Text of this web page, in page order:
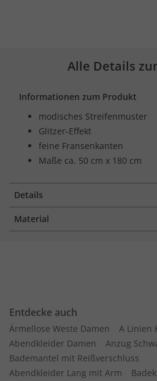
Alle Details
Informationen zum Produkt
modisches Streifenmuster
Glitzer-Effekt
feine Fransenkanten
Maße ca. 50 cm x 180 cm
Details
Material
Entdecke auch
Ärmellose Weste Damen
A Linien
Abendkleider Damen
Anzug
Bademantel mit Reißverschluss
Abendkleider Lang mit Arm